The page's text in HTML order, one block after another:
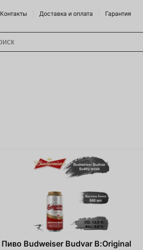
Контакты Доставка и оплата Гарантия
Хмеля и дрожжи
Земледелие
Оборудование для Пивоварни
Обувь, одежда и спорт
Пиво Budweiser Budvar B:Original